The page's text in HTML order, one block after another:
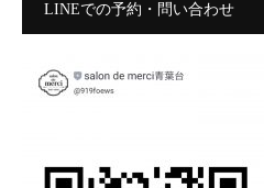
LINEでの予約・問い合わせ